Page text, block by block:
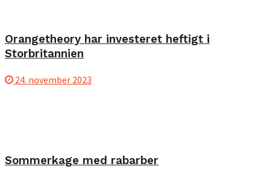
Orangetheory har investeret heftigt i
Storbritannien
24. november 2023
Sommerkage med rabarber